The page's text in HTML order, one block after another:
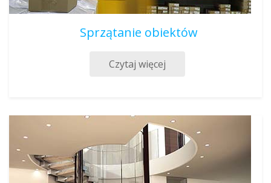
Sprzątanie obiektów
Czytaj więcej